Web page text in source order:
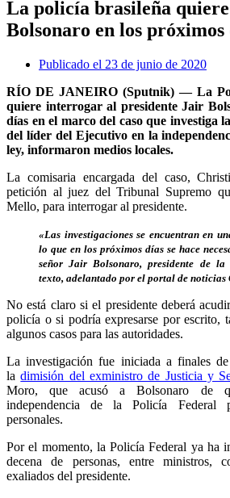
La policía brasileña
Bolsonaro en los próximos
Publicado el 23 de junio de 2020
RÍO DE JANEIRO (Sputnik) — La
quiere interrogar al presidente Jair
días en el marco del caso que investiga
del líder del Ejecutivo en la
ley, informaron medios locales.
La comisaria encargada del caso,
petición al juez del Tribunal Supremo
Mello, para interrogar al presidente.
«Las investigaciones se encuentran en
lo que en los próximos días se hace
señor Jair Bolsonaro, presidente de la
texto, adelantado por el portal de noticias
No está claro si el presidente deberá
policía o si podría expresarse por escrito,
algunos casos para las autoridades.
La investigación fue iniciada a finales
ladimisión del exministro de Justicia y
Moro, que acusó a Bolsonaro de
independencia de la Policía Federal
personales.
Por el momento, la Policía Federal ya ha
decena de personas, entre ministros,
exaliados del presidente.